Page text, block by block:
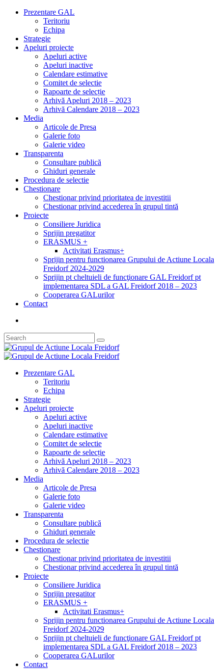
Prezentare GAL
Teritoriu
Echipa
Strategie
Apeluri proiecte
Apeluri active
Apeluri inactive
Calendare estimative
Comitet de selectie
Rapoarte de selecție
Arhivă Apeluri 2018 – 2023
Arhivă Calendare 2018 – 2023
Media
Articole de Presa
Galerie foto
Galerie video
Transparenta
Consultare publică
Ghiduri generale
Procedura de selectie
Chestionare
Chestionar privind prioritatea de investitii
Chestionar privind accederea în grupul tintă
Proiecte
Consiliere Juridica
Sprijin pregatitor
ERASMUS +
Activitati Erasmus+
Sprijin pentru functionarea Grupului de Actiune Locala
Freidorf 2024-2029
Sprijin pt cheltuieli de funcţionare GAL Freidorf pt
implementarea SDL a GAL Freidorf 2018 – 2023
Cooperarea GALurilor
Contact
Prezentare GAL
Teritoriu
Echipa
Strategie
Apeluri proiecte
Apeluri active
Apeluri inactive
Calendare estimative
Comitet de selectie
Rapoarte de selecție
Arhivă Apeluri 2018 – 2023
Arhivă Calendare 2018 – 2023
Media
Articole de Presa
Galerie foto
Galerie video
Transparenta
Consultare publică
Ghiduri generale
Procedura de selectie
Chestionare
Chestionar privind prioritatea de investitii
Chestionar privind accederea în grupul tintă
Proiecte
Consiliere Juridica
Sprijin pregatitor
ERASMUS +
Activitati Erasmus+
Sprijin pentru functionarea Grupului de Actiune Locala
Freidorf 2024-2029
Sprijin pt cheltuieli de funcţionare GAL Freidorf pt
implementarea SDL a GAL Freidorf 2018 – 2023
Cooperarea GALurilor
Contact